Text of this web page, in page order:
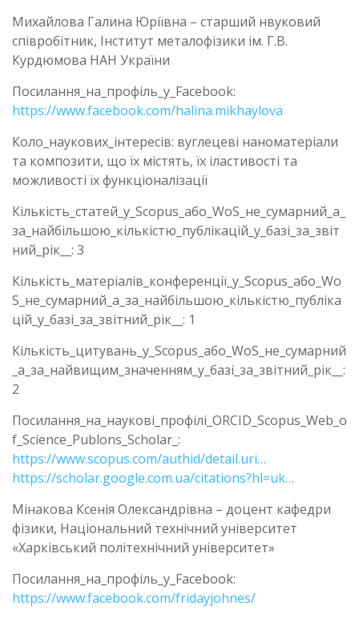
Михайлова Галина Юріївна – старший нвуковий
співробітник, Інститут металофізики ім. Г.В.
Курдюмова НАН України
Посилання_на_профіль_у_Facebook:
https://www.facebook.com/halina.mikhaylova
Коло_наукових_інтересів: вуглецеві наноматеріали
та композити, що їх містять, їх іластивості та
можливості їх функціоналізації
Кількість_статей_у_Scopus_або_WoS_не_сумарний_а_
за_найбільшою_кількістю_публікацій_у_базі_за_звіт
ний_рік__: 3
Кількість_матеріалів_конференції_у_Scopus_або_Wo
S_не_сумарний_а_за_найбільшою_кількістю_публіка
цій_у_базі_за_звітний_рік__: 1
Кількість_цитувань_у_Scopus_або_WoS_не_сумарний
_а_за_найвищим_значенням_у_базі_за_звітний_рік__:
2
Посилання_на_наукові_профілі_ORCID_Scopus_Web_o
f_Science_Publons_Scholar_:
https://www.scopus.com/authid/detail.uri…
https://scholar.google.com.ua/citations?hl=uk…
Мінакова Ксенія Олександрівна – доцент кафедри
фізики, Національний технічний університет
«Харківський політехнічний університет»
Посилання_на_профіль_у_Facebook:
https://www.facebook.com/fridayjohnes/